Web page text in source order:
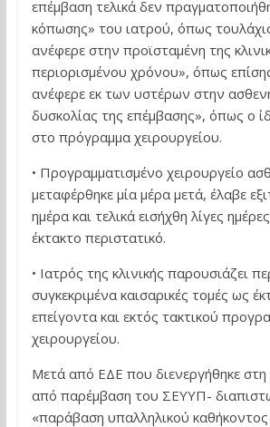
επέμβαση τελικά δεν
κόπωσης» του ιατρού, όπως
ανέφερε στην προϊσταμένη της
περιορισμένου χρόνου», όπως
ανέφερε εκ των υστέρων στην
δυσκολίας της επέμβασης», όπως ο
στο πρόγραμμα χειρουργείου.
• Προγραμματισμένο χειρουργείο
μεταφέρθηκε μία μέρα μετά, έλαβε
ημέρα και τελικά εισήχθη λίγες
έκτακτο περιστατικό.
• Ιατρός της κλινικής παρουσιάζει
συγκεκριμένα καισαρικές τομές ως
επείγοντα και εκτός τακτικού
χειρουργείου.
Μετά από ΕΔΕ που διενεργήθηκε στη
από παρέμβαση του ΣΕΥΥΠ-
«παράβαση υπαλληλικού καθήκοντος